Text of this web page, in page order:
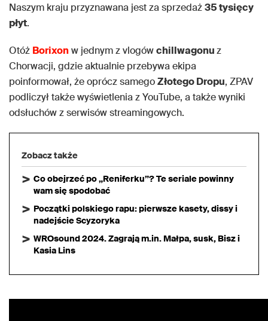
Naszym kraju przyznawana jest za sprzedaż35 tysięcy
płyt.
Otóż Borixonw jednym z vlogówchillwagonuz
Chorwacji, gdzie aktualnie przebywa ekipa
poinformował, że oprócz samegoZłotego Dropu, ZPAV
podliczył także wyświetlenia z YouTube, a także wyniki
odsłuchów z serwisów streamingowych.
Zobacz także
Co obejrzeć po „Reniferku”? Te seriale powinny
wam się spodobać
Początki polskiego rapu: pierwsze kasety, dissy i
nadejście Scyzoryka
WROsound 2024. Zagrają m.in. Małpa, susk, Bisz i
Kasia Lins